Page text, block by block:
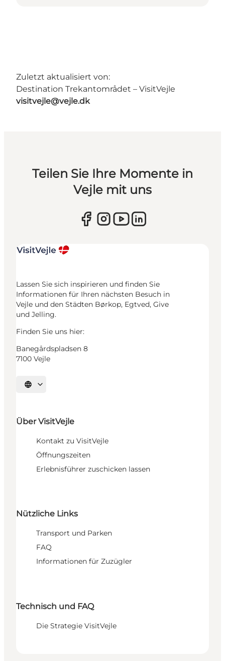
Zuletzt aktualisiert von:
Destination Trekantområdet – VisitVejle
visitvejle@vejle.dk
Teilen Sie Ihre Momente in
Vejle mit uns
Lassen Sie sich inspirieren und finden Sie
Informationen für Ihren nächsten Besuch in
Vejle und den Städten Børkop, Egtved, Give
und Jelling.
Finden Sie uns hier:
Banegårdspladsen 8
7100 Vejle
Sprache auswählen
Über VisitVejle
Kontakt zu VisitVejle
Öffnungszeiten
Erlebnisführer zuschicken lassen
Nützliche Links
Transport und Parken
FAQ
Informationen für Zuzügler
Technisch und FAQ
Die Strategie VisitVejle